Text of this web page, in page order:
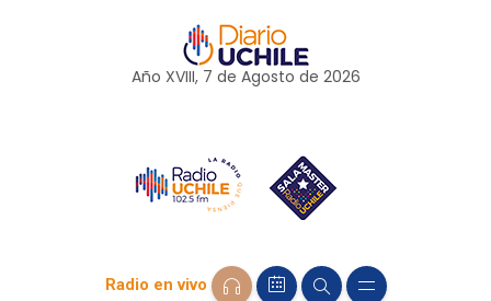
Año XVIII, 7 de Agosto de 2026
Radio en vivo